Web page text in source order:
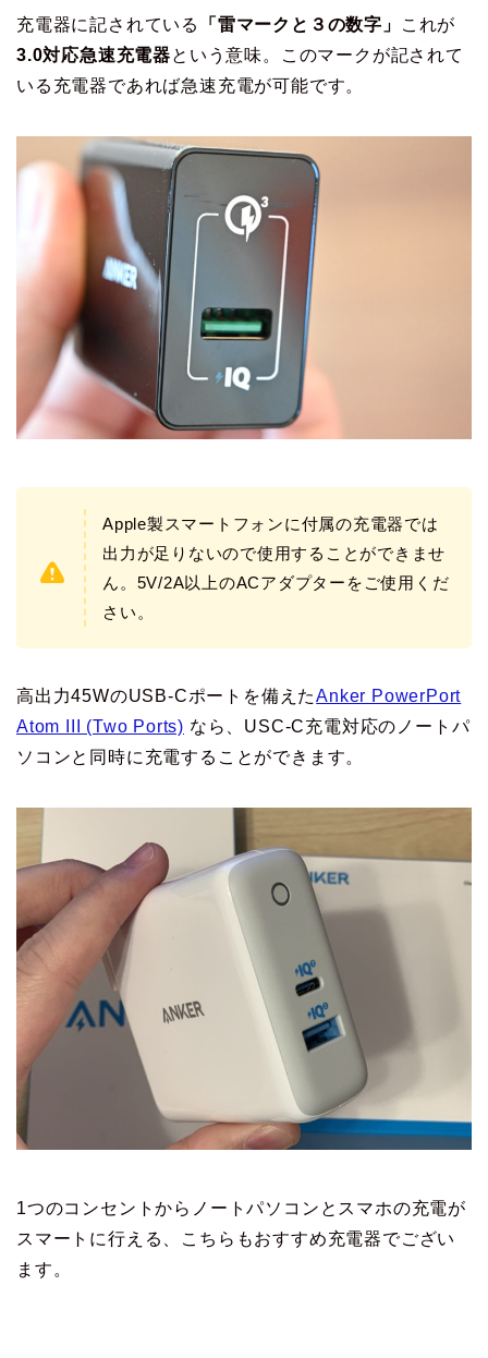
充電器に記されている 「雷マークと３の数字」
これが
3.0対応急速充電器という意味。このマークが記されて
いる充電器であれば急速充電が可能です。
Apple製スマートフォンに付属の充電器では
出力が足りないので使用することができませ
ん。5V/2A以上のACアダプターをご使用くだ
さい。
高出力45WのUSB-Cポートを備えたAnker PowerPort
Atom III (Two Ports) なら、USC-C充電対応のノートパ
ソコンと同時に充電することができます。
1つのコンセントからノートパソコンとスマホの充電が
スマートに行える、こちらもおすすめ充電器でござい
ます。